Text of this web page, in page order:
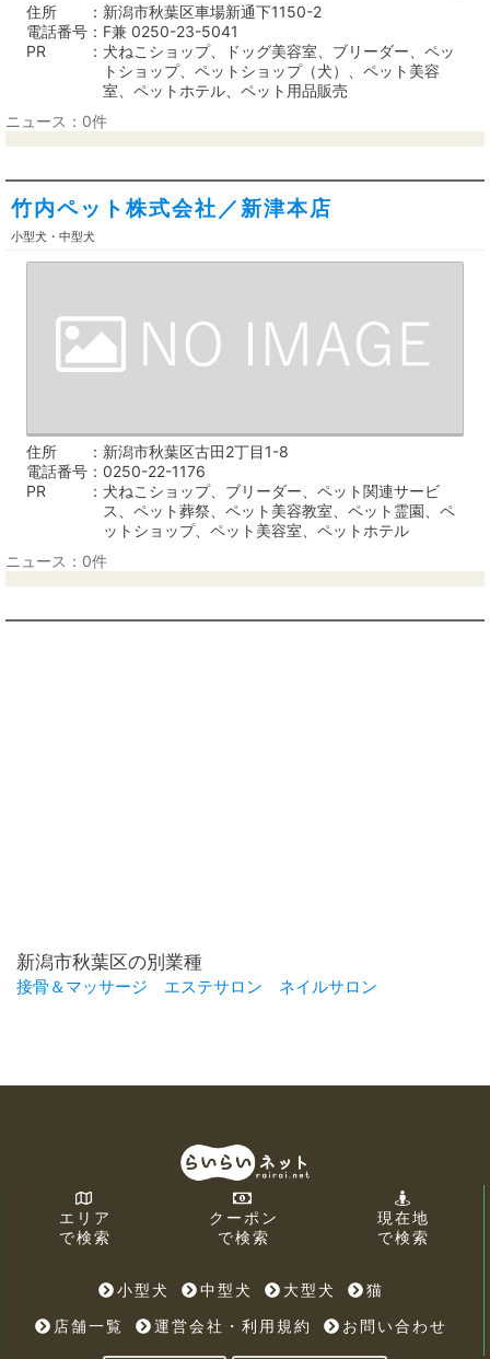
住所
新潟市秋葉区車場新通下1150-2
電話番号
F兼 0250-23-5041
PR
犬ねこショップ、ドッグ美容室、ブリーダー、ペッ
トショップ、ペットショップ（犬）、ペット美容
室、ペットホテル、ペット用品販売
ニュース：0件
竹内ペット株式会社／新津本店
小型犬・中型犬
住所
新潟市秋葉区古田2丁目1-8
電話番号
0250-22-1176
PR
犬ねこショップ、ブリーダー、ペット関連サービ
ス、ペット葬祭、ペット美容教室、ペット霊園、ペ
ットショップ、ペット美容室、ペットホテル
ニュース：0件
新潟市秋葉区の別業種
接骨＆マッサージ エステサロン ネイルサロン
エリア
で検索
クーポン
で検索
現在地
で検索
小型犬 中型犬 大型犬
猫
店舗一覧
運営会社・利用規約 お問い合わせ